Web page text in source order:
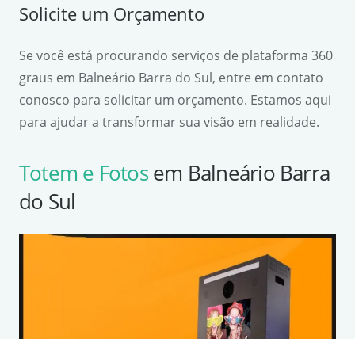
Solicite um Orçamento
Se você está procurando serviços de plataforma 360
graus em Balneário Barra do Sul, entre em contato
conosco para solicitar um orçamento. Estamos aqui
para ajudar a transformar sua visão em realidade.
Totem e Fotosem Balneário Barra
do Sul